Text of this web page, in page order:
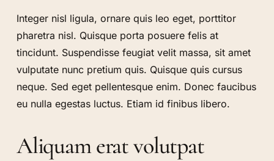
Integer nisl ligula, ornare quis leo eget, porttitor
pharetra nisl. Quisque porta posuere felis at
tincidunt. Suspendisse feugiat velit massa, sit amet
vulputate nunc pretium quis. Quisque quis cursus
neque. Sed eget pellentesque enim. Donec faucibus
eu nulla egestas luctus. Etiam id finibus libero.
Aliquam erat volutpat